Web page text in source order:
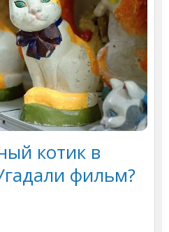
котик в
фильм?